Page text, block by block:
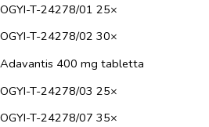
OGYI-T-24278/01 25×
OGYI-T-24278/02 30×
Adavantis 400 mg tabletta
OGYI-T-24278/03 25×
OGYI-T-24278/07 35×